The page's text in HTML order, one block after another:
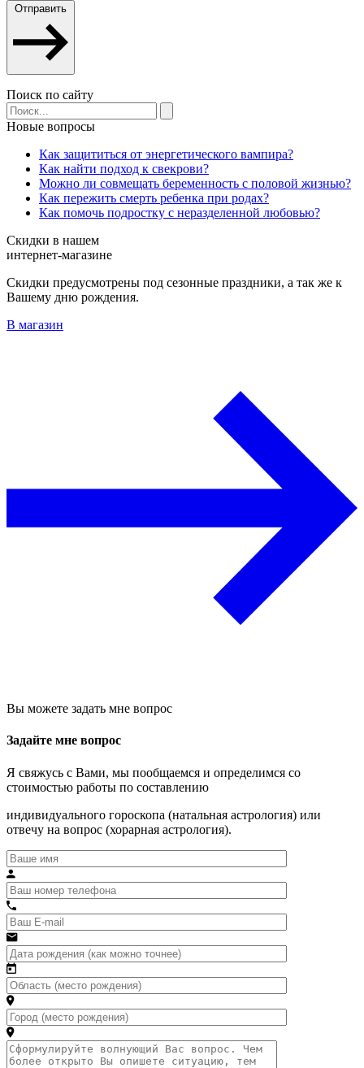
Отправить
Поиск по сайту
Новые вопросы
Как защититься от энергетического вампира?
Как найти подход к свекрови?
Можно ли совмещать беременность с половой жизнью?
Как пережить смерть ребенка при родах?
Как помочь подростку с неразделенной любовью?
Скидки в нашем
интернет-магазине
Скидки предусмотрены под сезонные праздники, а так же к
Вашему дню рождения.
В магазин
Вы можете задать мне вопрос
Задайте мне вопрос
Я свяжусь с Вами, мы пообщаемся и определимся со
стоимостью работы по составлению
индивидуального гороскопа (натальная астрология) или
отвечу на вопрос (хорарная астрология).